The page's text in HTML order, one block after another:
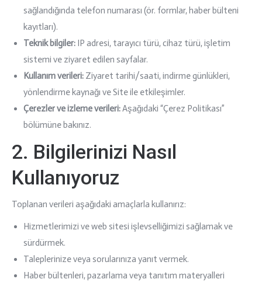
sağlandığında telefon numarası (ör. formlar, haber bülteni
kayıtları).
Teknik bilgiler: IP adresi, tarayıcı türü, cihaz türü, işletim
sistemi ve ziyaret edilen sayfalar.
Kullanım verileri: Ziyaret tarihi/saati, indirme günlükleri,
yönlendirme kaynağı ve Site ile etkileşimler.
Çerezler ve izleme verileri:Aşağıdaki “Çerez Politikası”
bölümüne bakınız.
2. Bilgilerinizi Nasıl
Kullanıyoruz
Toplanan verileri aşağıdaki amaçlarla kullanırız:
Hizmetlerimizi ve web sitesi işlevselliğimizi sağlamak ve
sürdürmek.
Taleplerinize veya sorularınıza yanıt vermek.
Haber bültenleri, pazarlama veya tanıtım materyalleri